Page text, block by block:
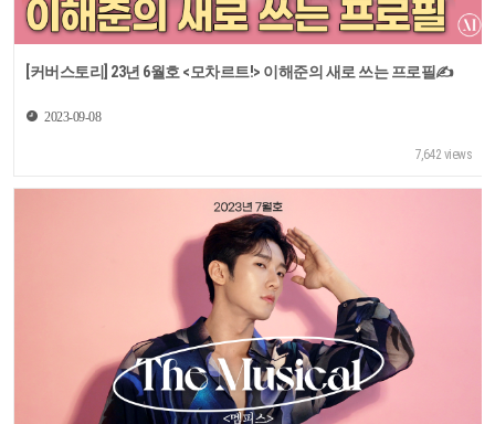
[커버스토리] 23년 6월호 <모차르트!> 이해준의 새로 쓰는 프로필✍
2023-09-08
7,642 views